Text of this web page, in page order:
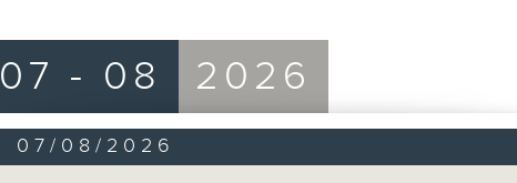
07 - 08 2026
07/08/2026